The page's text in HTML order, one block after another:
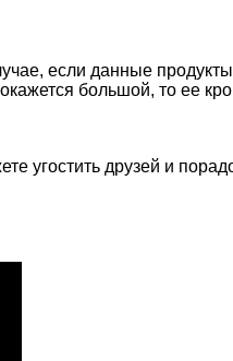
если данные
большой, то ее
угостить друзей и